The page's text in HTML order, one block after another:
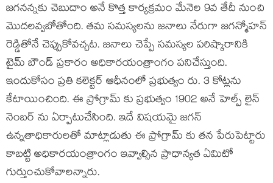
జగనన్నకు చెబుదాం అనే కొత్త కార్యక్రమం మేనెల 9వ తేదీ నుంచి
మొదలవ్వబోతోంది. తమ సమస్యలను జనాలు నేరుగా జగన్మోహన్
రెడ్డితోనే చెప్పుకోవచ్చట. జనాలు చెప్పే సమస్యల పరిష్కారానికి
టైమ్ బౌండ్ ప్రకారం అధికారయంత్రాంగం పనిచేస్తుంది.
ఇందుకోసం ప్రతి కలెక్టర్ ఆధీనంలో ప్రభుత్వం రు. 3 కోట్లను
కేటాయించింది. ఈ ప్రోగ్రామ్ కు ప్రభుత్వం 1902 అనే హెల్ప్ లైన్
నెంబర్ ను ఏర్పాటుచేసింది. ఇదే విషయమై జగన్
ఉన్నతాధికారులతో మాట్లాడుతు ఈ ప్రోగ్రామ్ కు తన పేరుపెట్టారు
కాబట్టి అధికారయంత్రాంగం ఇవ్వాల్సిన ప్రాధాన్యత ఏమిటో
గుర్తుంచుకోవాలన్నారు.